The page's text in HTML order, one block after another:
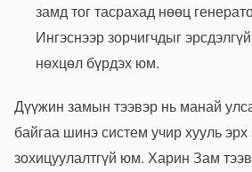
замд тог тасрахад нөөц
Ингэснээр зорчигчдыг
нөхцөл бүрдэх юм.
Дүүжин замын тээвэр нь манай
байгаа шинэ систем учир хууль эрх
зохицуулалтгүй юм. Харин Зам